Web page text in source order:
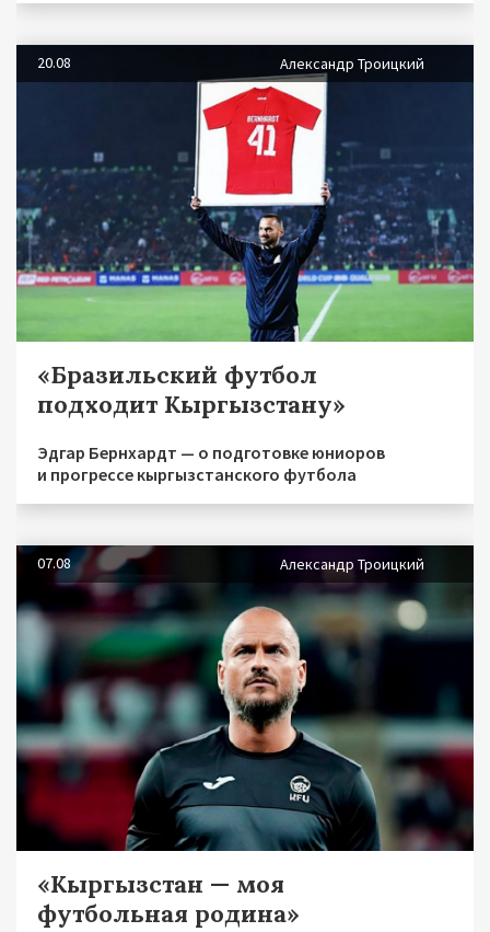
20.08 Александр Троицкий
«Бразильский футбол
подходит Кыргызстану»
Эдгар Бернхардт — о подготовке юниоров
и прогрессе кыргызстанского футбола
07.08 Александр Троицкий
«Кыргызстан — моя
футбольная родина»